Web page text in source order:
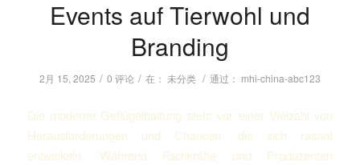
Events auf Tierwohl und
Branding
2月 15, 2025 / 0 评论 / 在： 未分类 / 通过： mhi-china-abc123
Die moderne Geflügelhaltung steht vor einer Vielzahl von
Herausforderungen und Chancen, die sich rasant
entwickeln. Während Fachkräfte und Produzenten